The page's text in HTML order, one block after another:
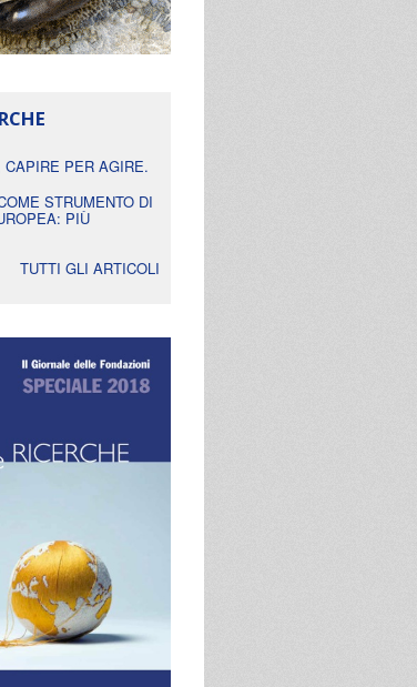
CAPIRE PER AGIRE.
STRUMENTO DI
PIÙ
TUTTI GLI ARTICOLI